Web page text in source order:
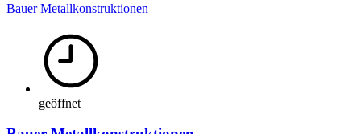
Bauer Metallkonstruktionen
geöffnet